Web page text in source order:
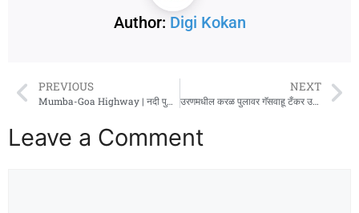
Author: Digi Kokan
PREVIOUS
Mumba-Goa Highway | नदी पुलावरून कार कोसळून पाचजण ठार
NEXT
उरणमधील करळ पुलावर गॅसवाहू टँकर उलटला
Leave a Comment